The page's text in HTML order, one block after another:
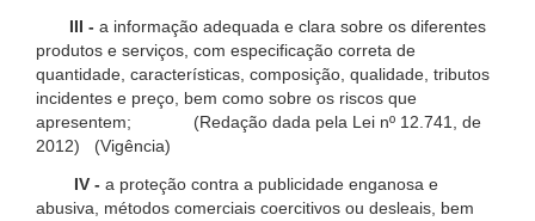
III - a informação adequada e clara sobre os diferentes
produtos e serviços, com especificação correta de
quantidade, características, composição, qualidade, tributos
incidentes e preço, bem como sobre os riscos que
apresentem; (Redação dada pela Lei nº 12.741, de
2012) (Vigência)
IV - a proteção contra a publicidade enganosa e
abusiva, métodos comerciais coercitivos ou desleais, bem